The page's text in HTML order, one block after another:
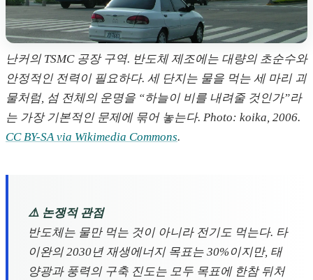
난커의 TSMC 공장 구역. 반도체 제조에는 대량의 초순수와
안정적인 전력이 필요하다. 세 단지는 물을 먹는 세 마리 괴
물처럼, 섬 전체의 운명을 “하늘이 비를 내려줄 것인가”라
는 가장 기본적인 문제에 묶어 놓는다. Photo: koika, 2006.
CC BY-SA via Wikimedia Commons.
⚠️ 논쟁적 관점
반도체는 물만 먹는 것이 아니라 전기도 먹는다. 타
이완의 2030년 재생에너지 목표는 30%이지만, 태
양광과 풍력의 구축 진도는 모두 목표에 한참 뒤처